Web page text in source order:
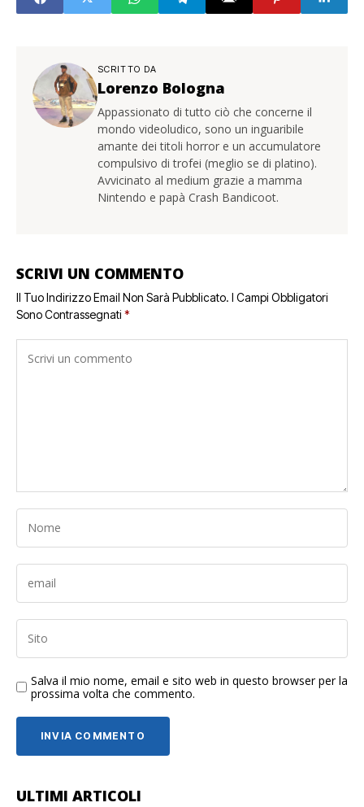
SCRITTO DA
Lorenzo Bologna
Appassionato di tutto ciò che concerne il
mondo videoludico, sono un inguaribile
amante dei titoli horror e un accumulatore
compulsivo di trofei (meglio se di platino).
Avvicinato al medium grazie a mamma
Nintendo e papà Crash Bandicoot.
SCRIVI UN COMMENTO
Il Tuo Indirizzo Email Non Sarà Pubblicato. I Campi Obbligatori
Sono Contrassegnati *
Salva il mio nome, email e sito web in questo browser per la
prossima volta che commento.
ULTIMI ARTICOLI